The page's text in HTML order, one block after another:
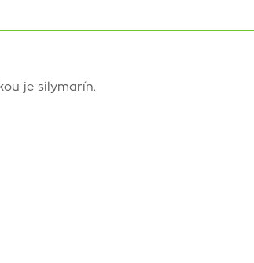
je silymarín.